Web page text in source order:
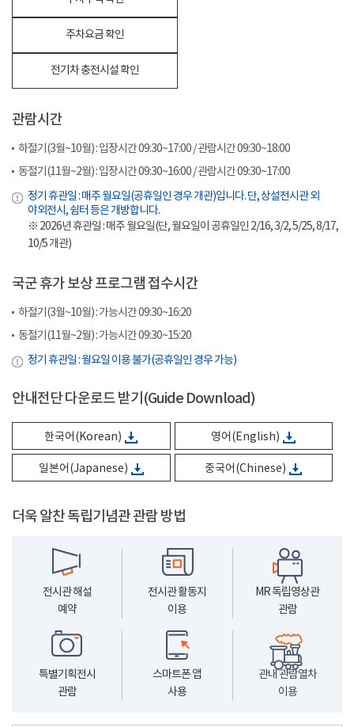
주차요금 확인
전기차 충전시설 확인
관람시간
하절기(3월~10월) : 입장시간 09:30~17:00 / 관람시간 09:30~18:00
동절기(11월~2월) : 입장시간 09:30~16:00 / 관람시간 09:30~17:00
정기 휴관일 : 매주 월요일(공휴일인 경우 개관)입니다. 단, 상설전시관 외
야외전시, 쉼터 등은 개방합니다.
※ 2026년 휴관일 : 매주 월요일(단, 월요일이 공휴일인 2/16, 3/2, 5/25, 8/17,
10/5 개관)
국군 휴가 보상 프로그램 접수시간
하절기(3월~10월) : 가능시간 09:30~16:20
동절기(11월~2월) : 가능시간 09:30~15:20
정기 휴관일 : 월요일 이용 불가(공휴일인 경우 가능)
안내전단 다운로드 받기(Guide Download)
한국어(Korean) 영어(English)
일본어(Japanese) 중국어(Chinese)
더욱 알찬 독립기념관 관람 방법
전시관 해설
예약
전시관 활동지
이용
MR 독립영상관
관람
특별기획전시
관람
스마트폰 앱
사용
관내 관람열차
이용